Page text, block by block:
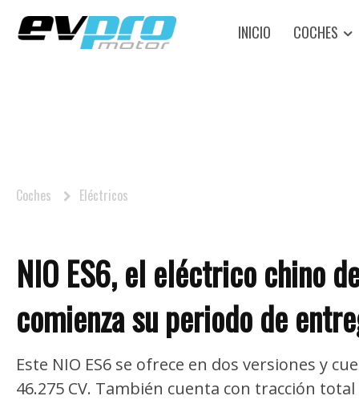
INICIO COCHES
Coches Eléctricos
NIO ES6, el eléctrico chino
comienza su periodo de
Este NIO ES6 se ofrece en dos versiones y
46.275 CV. También cuenta con tracción